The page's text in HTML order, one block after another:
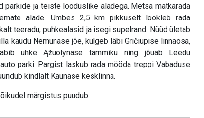
parkide ja teiste looduslike aladega. Metsa matkarada
alade. Umbes 2,5 km pikkuselt lookleb rada
teeradu, puhkealasid ja isegi supelrand. Nüüd ületab
kaudu Nemunase jõe, kulgeb läbi Gričiupise linnaosa,
uhke Ąžuolynase tammiku ning jõuab Leedu
parki. Pargist laskub rada mööda treppi Vabaduse
kindlalt Kaunase kesklinna.
märgistus puudub.